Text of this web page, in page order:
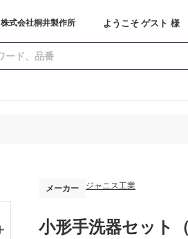
株式会社桐井製作所 ようこそ ゲスト 様
メーカー ジャニス工業
小形手洗器セット